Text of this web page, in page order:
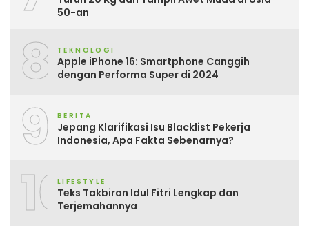
50-an
8 TEKNOLOGI
Apple iPhone 16: Smartphone Canggih
dengan Performa Super di 2024
9 BERITA
Jepang Klarifikasi Isu Blacklist Pekerja
Indonesia, Apa Fakta Sebenarnya?
10LIFESTYLE
Teks Takbiran Idul Fitri Lengkap dan
Terjemahannya